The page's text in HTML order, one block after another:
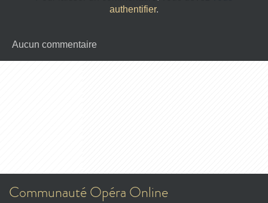
authentifier.
Aucun commentaire
Communauté Opéra Online